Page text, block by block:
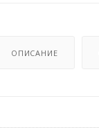
ОПИСАНИЕ